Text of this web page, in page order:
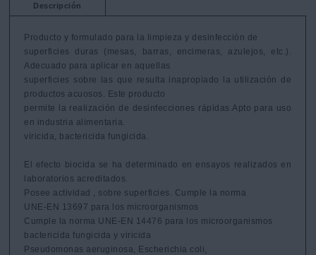
Descripción
Producto y formulado para la limpieza y desinfección de
superficies duras (mesas, barras, encimeras, azulejos, etc.).
Adecuado para aplicar en aquellas
superficies sobre las que resulta inapropiado la utilización de
productos acuosos. Este producto
permite la realización de desinfecciones rápidas.Apto para uso
en industria alimentaria.
viricida, bactericida fungicida.
El efecto biocida se ha determinado en ensayos realizados en
laboratorios acreditados.
Posee actividad , sobre superficies. Cumple la norma
UNE-EN 13697 para los microorganismos
Cumple la norma UNE-EN 14476 para los microorganismos
bactericida fungicida y viricida
Pseudomonas aeruginosa, Escherichia coli,